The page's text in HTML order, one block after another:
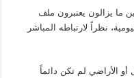
ما يزالون يعتبرون ملف
نظراً لارتباطه المباشر
أو الأراضي لم تكن دائماً